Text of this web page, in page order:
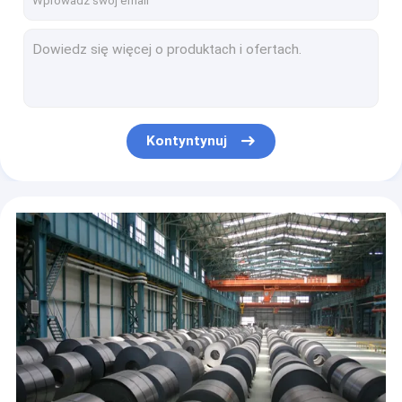
Stalowy regał magazynowy z regulacją wysokości o wysokości 50 mm z ładowaniem ręcznym
Wydajny system modułów wybierania w stojaku do kompaktowego przechowywania w magazynie
Różne moduły magazynowe SKU do przechowywania o dużej gęstości
Nowy typ dynamicznego systemu regałów kartonowych z niskimi kosztami pracy
Samozamykająca się belka schodkowa do regałów paletowych Teardrop
Kontyntynuj